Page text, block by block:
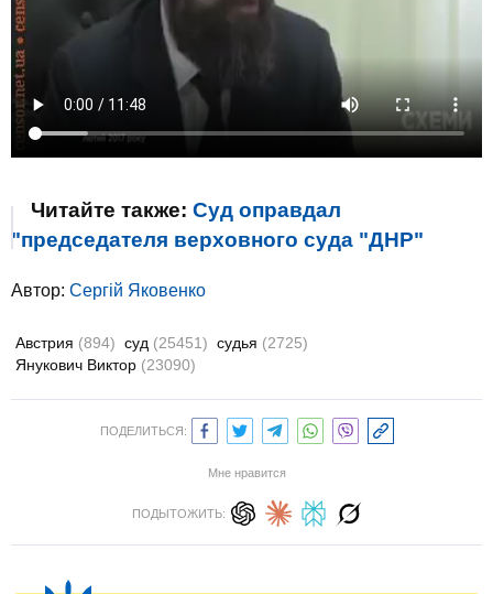
Читайте также: Суд оправдал
"председателя верховного суда "ДНР"
Автор: Сергій Яковенко
Австрия (894) суд (25451) судья (2725)
Янукович Виктор (23090)
ПОДЕЛИТЬСЯ:
Мне нравится
ПОДЫТОЖИТЬ: